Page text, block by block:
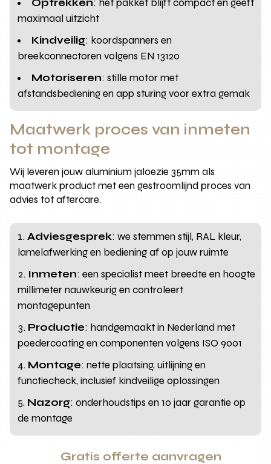
maximaal uitzicht
Kindveilig: koordspanners en
breekconnectoren volgens EN 13120
Motoriseren: stille motor met
afstandsbediening en app sturing voor extra gemak
Maatwerk proces van inmeten
tot montage
Wij leveren jouw aluminium jaloezie 35mm als
maatwerk product met een gestroomlijnd proces van
advies tot aftercare.
Adviesgesprek: we stemmen stijl, RAL kleur,
lamelafwerking en bediening af op jouw ruimte
Inmeten: een specialist meet breedte en hoogte
millimeter nauwkeurig en controleert
montagepunten
Productie: handgemaakt in Nederland met
poedercoating en componenten volgens ISO 9001
Montage: nette plaatsing, uitlijning en
functiecheck, inclusief kindveilige oplossingen
Nazorg: onderhoudstips en 10 jaar garantie op
de montage
Gratis offerte aanvragen